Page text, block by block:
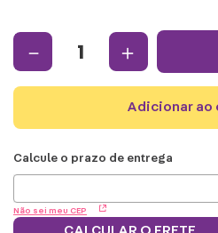
＋
－
adicionar
Não sei meu CEP